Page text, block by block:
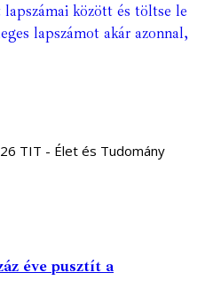
között és töltse le
lapszámot akár azonnal,
TIT - Élet és Tudomány
éve pusztít a